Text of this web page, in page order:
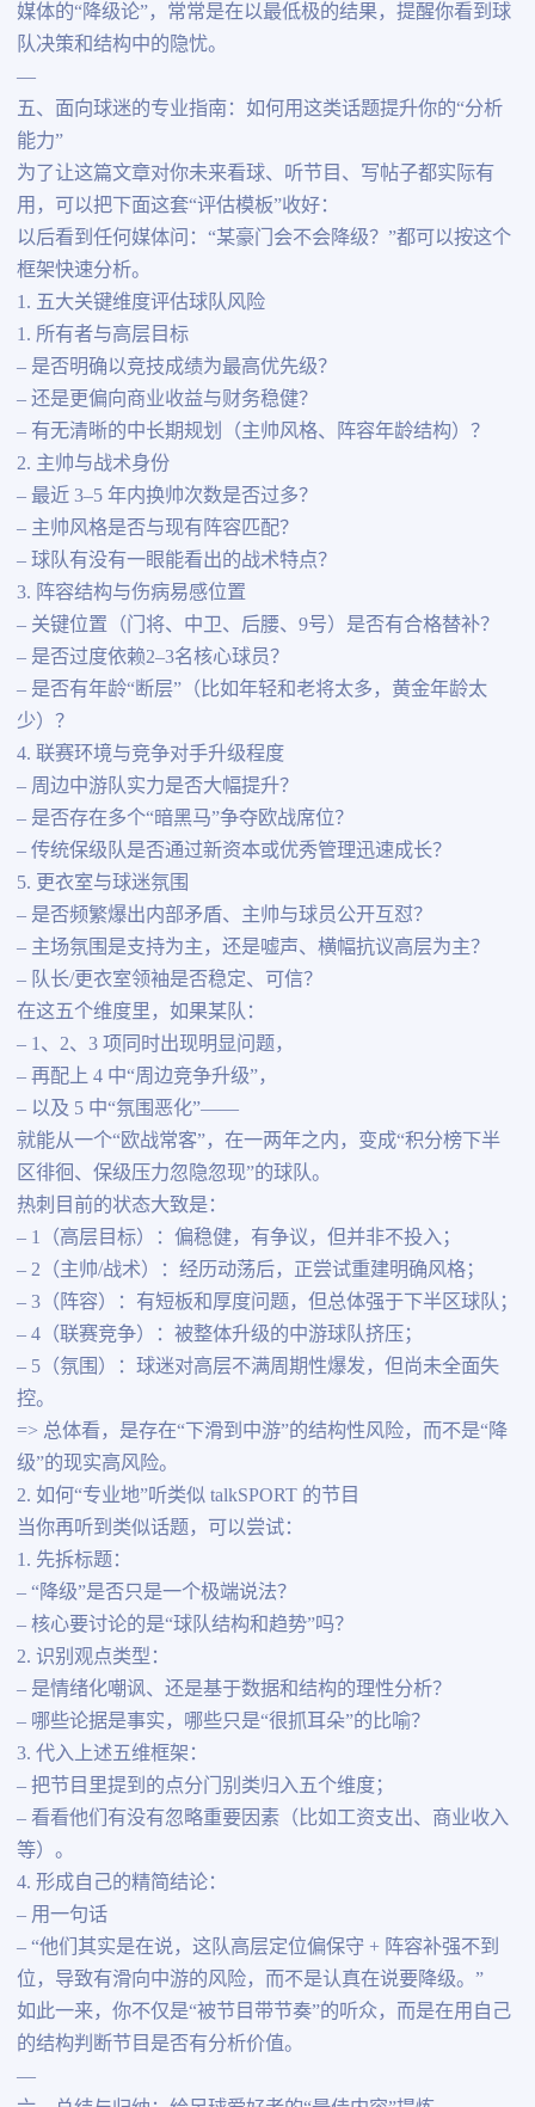
媒体的“降级论”，常常是在以最低极的结果，提醒你看到球
队决策和结构中的隐忧。
—
五、面向球迷的专业指南：如何用这类话题提升你的“分析
能力”
为了让这篇文章对你未来看球、听节目、写帖子都实际有
用，可以把下面这套“评估模板”收好：
以后看到任何媒体问：“某豪门会不会降级？”都可以按这个
框架快速分析。
1. 五大关键维度评估球队风险
1. 所有者与高层目标
– 是否明确以竞技成绩为最高优先级？
– 还是更偏向商业收益与财务稳健？
– 有无清晰的中长期规划（主帅风格、阵容年龄结构）？
2. 主帅与战术身份
– 最近 3–5 年内换帅次数是否过多？
– 主帅风格是否与现有阵容匹配？
– 球队有没有一眼能看出的战术特点？
3. 阵容结构与伤病易感位置
– 关键位置（门将、中卫、后腰、9号）是否有合格替补？
– 是否过度依赖2–3名核心球员？
– 是否有年龄“断层”（比如年轻和老将太多，黄金年龄太
少）？
4. 联赛环境与竞争对手升级程度
– 周边中游队实力是否大幅提升？
– 是否存在多个“暗黑马”争夺欧战席位？
– 传统保级队是否通过新资本或优秀管理迅速成长？
5. 更衣室与球迷氛围
– 是否频繁爆出内部矛盾、主帅与球员公开互怼？
– 主场氛围是支持为主，还是嘘声、横幅抗议高层为主？
– 队长/更衣室领袖是否稳定、可信？
在这五个维度里，如果某队：
– 1、2、3 项同时出现明显问题，
– 再配上 4 中“周边竞争升级”，
– 以及 5 中“氛围恶化”——
就能从一个“欧战常客”，在一两年之内，变成“积分榜下半
区徘徊、保级压力忽隐忽现”的球队。
热刺目前的状态大致是：
– 1（高层目标）：偏稳健，有争议，但并非不投入；
– 2（主帅/战术）：经历动荡后，正尝试重建明确风格；
– 3（阵容）：有短板和厚度问题，但总体强于下半区球队；
– 4（联赛竞争）：被整体升级的中游球队挤压；
– 5（氛围）：球迷对高层不满周期性爆发，但尚未全面失
控。
=> 总体看，是存在“下滑到中游”的结构性风险，而不是“降
级”的现实高风险。
2. 如何“专业地”听类似 talkSPORT 的节目
当你再听到类似话题，可以尝试：
1. 先拆标题：
– “降级”是否只是一个极端说法？
– 核心要讨论的是“球队结构和趋势”吗？
2. 识别观点类型：
– 是情绪化嘲讽、还是基于数据和结构的理性分析？
– 哪些论据是事实，哪些只是“很抓耳朵”的比喻？
3. 代入上述五维框架：
– 把节目里提到的点分门别类归入五个维度；
– 看看他们有没有忽略重要因素（比如工资支出、商业收入
等）。
4. 形成自己的精简结论：
– 用一句话
– “他们其实是在说，这队高层定位偏保守 + 阵容补强不到
位，导致有滑向中游的风险，而不是认真在说要降级。”
如此一来，你不仅是“被节目带节奏”的听众，而是在用自己
的结构判断节目是否有分析价值。
—